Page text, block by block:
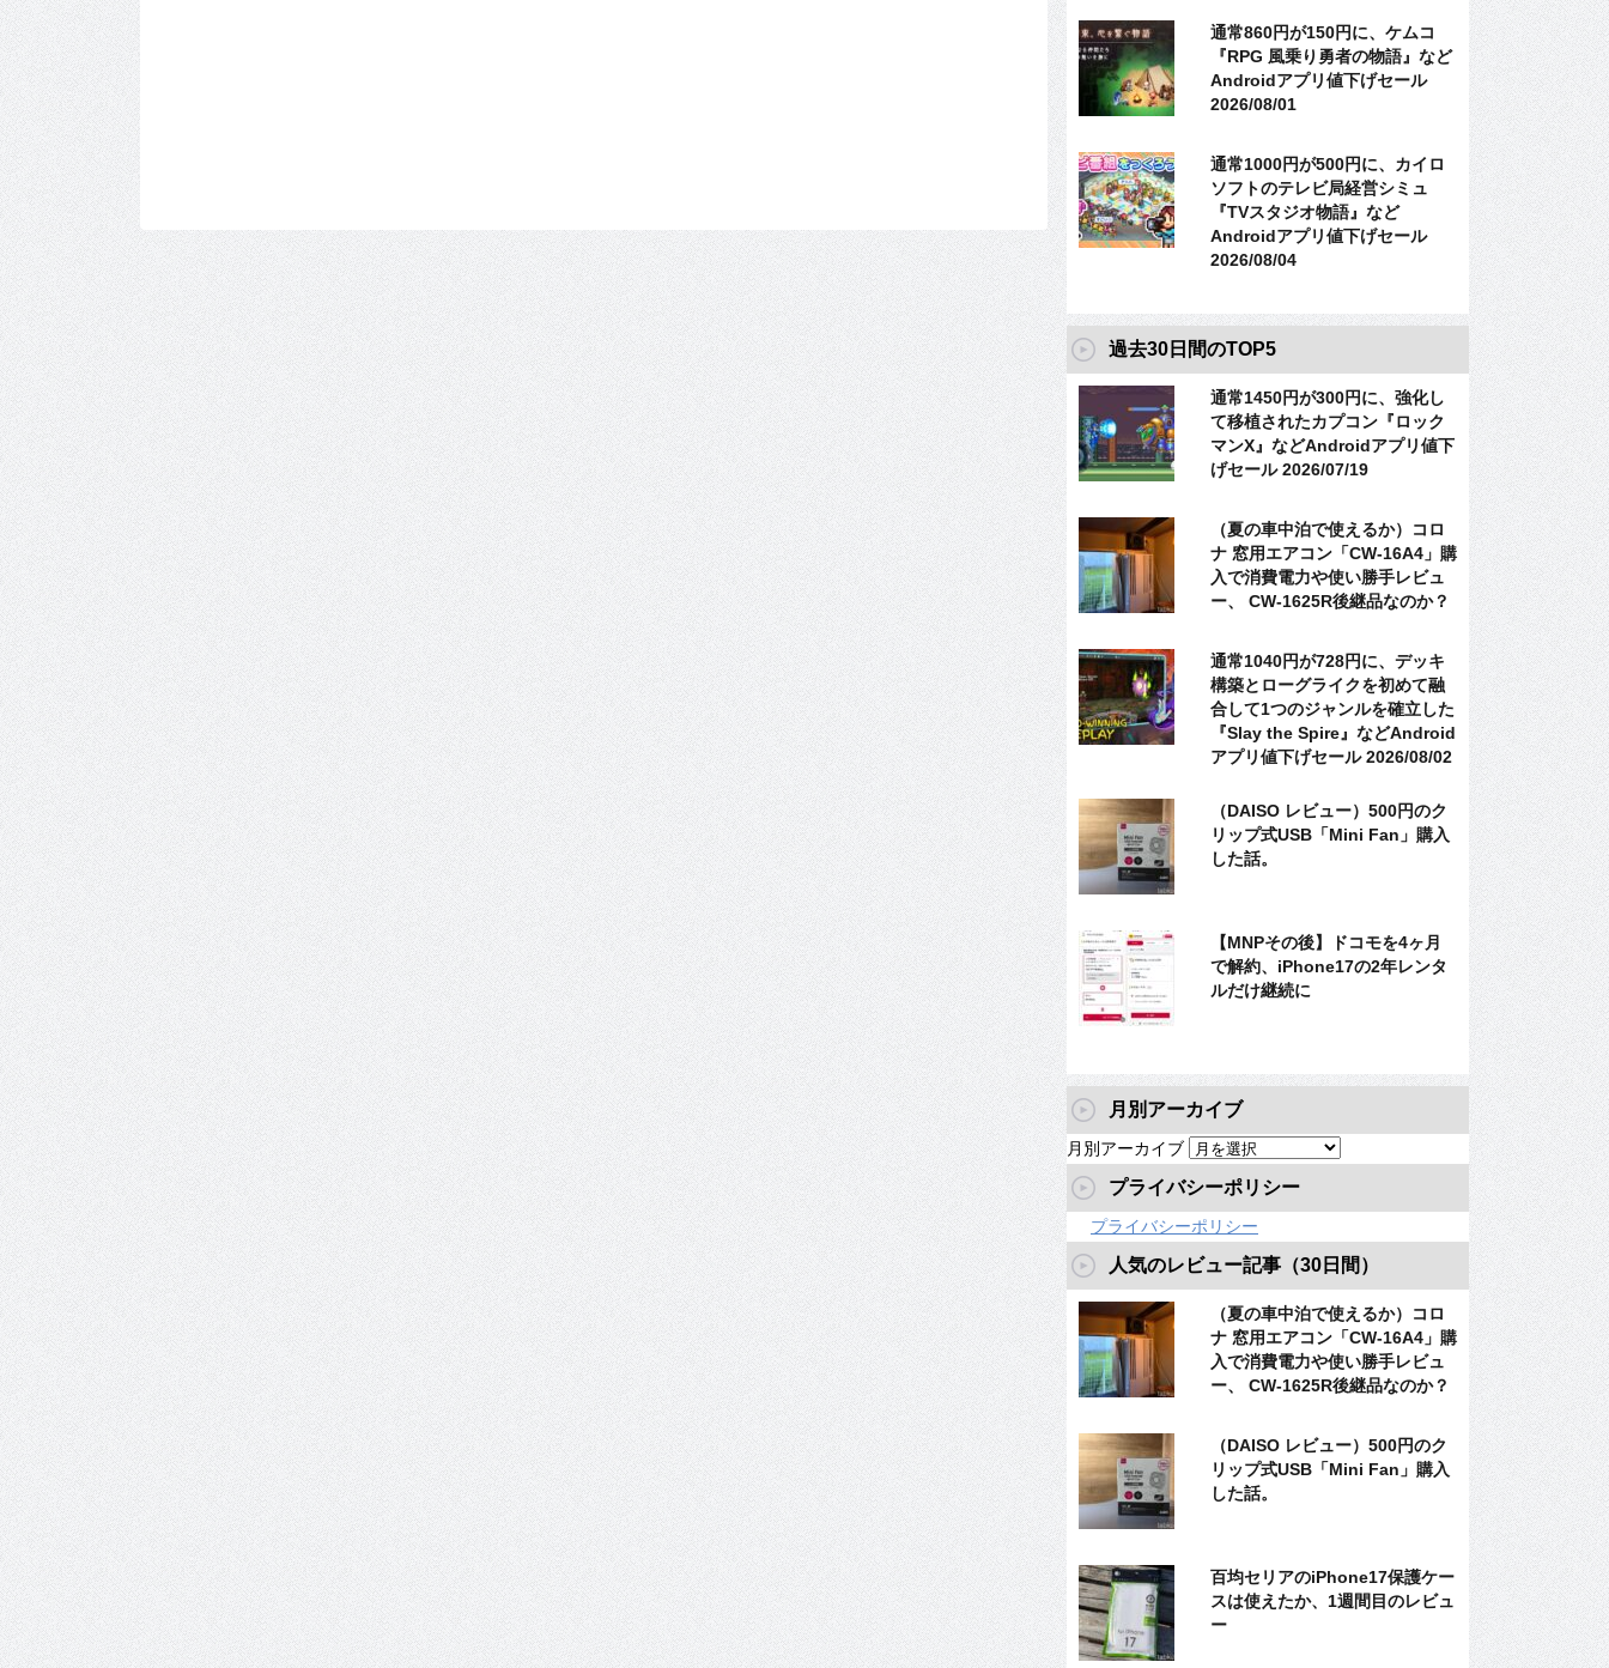
通常860円が150円に、ケムコ
『RPG 風乗り勇者の物語』など
Androidアプリ値下げセール
2026/08/01
通常1000円が500円に、カイロ
ソフトのテレビ局経営シミュ
『TVスタジオ物語』など
Androidアプリ値下げセール
2026/08/04
過去30日間のTOP5
通常1450円が300円に、強化し
て移植されたカプコン『ロック
マンX』などAndroidアプリ値下
げセール 2026/07/19
（夏の車中泊で使えるか）コロ
ナ 窓用エアコン「CW-16A4」購
入で消費電力や使い勝手レビュ
ー、 CW-1625R後継品なのか？
通常1040円が728円に、デッキ
構築とローグライクを初めて融
合して1つのジャンルを確立した
『Slay the Spire』などAndroid
アプリ値下げセール 2026/08/02
（DAISO レビュー）500円のク
リップ式USB「Mini Fan」購入
した話。
【MNPその後】ドコモを4ヶ月
で解約、iPhone17の2年レンタ
ルだけ継続に
月別アーカイブ
月別アーカイブ
プライバシーポリシー
プライバシーポリシー
人気のレビュー記事（30日間）
（夏の車中泊で使えるか）コロ
ナ 窓用エアコン「CW-16A4」購
入で消費電力や使い勝手レビュ
ー、 CW-1625R後継品なのか？
（DAISO レビュー）500円のク
リップ式USB「Mini Fan」購入
した話。
百均セリアのiPhone17保護ケー
スは使えたか、1週間目のレビュ
ー